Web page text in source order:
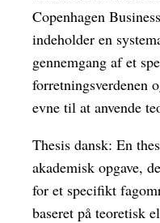
Copenhagen
indeholder en
gennemgang af et
forretningsverdenen
evne til at anvende
Thesis dansk: En
akademisk opgave,
for et specifikt
baseret på teoretisk